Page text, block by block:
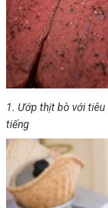
1. Ướp thịt bò với
tiếng